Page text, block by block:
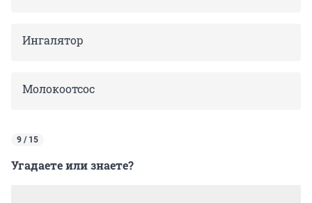
Ингалятор
Молокоотсос
9 / 15
Угадаете или знаете?